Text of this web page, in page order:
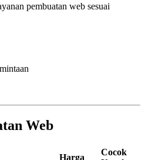
pembuatan web sesuai
Web
Harga
Cocok